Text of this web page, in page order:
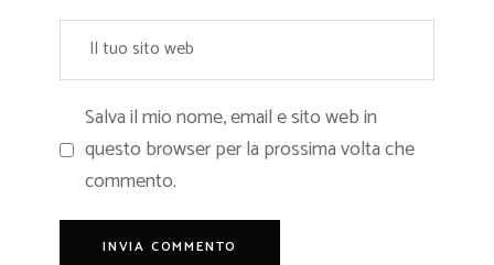
Salva il mio nome, email e sito web in
questo browser per la prossima volta che
commento.